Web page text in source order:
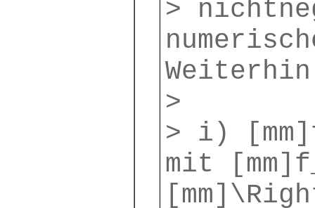
>
Weiterhin
>
> i)
mit